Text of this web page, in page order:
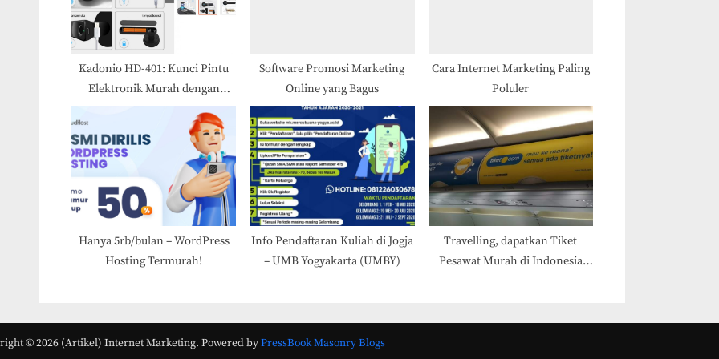
o
s
t
Kadonio HD-401: Kunci Pintu
Elektronik Murah dengan
Pemindai Sidik Jari dan Kunci
Software Promosi Marketing
Online yang Bagus
Cara Internet Marketing Paling
Poluler
Hanya 5rb/bulan – WordPress
Hosting Termurah!
Info Pendaftaran Kuliah di Jogja
– UMB Yogyakarta (UMBY)
Travelling, dapatkan Tiket
Pesawat Murah di Indonesia
© 2026 (Artikel) Internet Marketing. Powered byPressBook Masonry Blogs